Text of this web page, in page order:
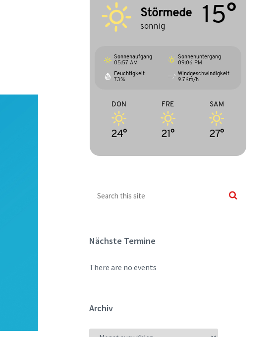
Störmede
sonnig 15°
Sonnenaufgang
05:57 AM
Sonnenuntergang
09:06 PM
Feuchtigkeit
73%
Windgeschwindigkeit
9.7Km/h
DON
24°
FRE
21°
SAM
27°
Nächste Termine
There are no events
Archiv